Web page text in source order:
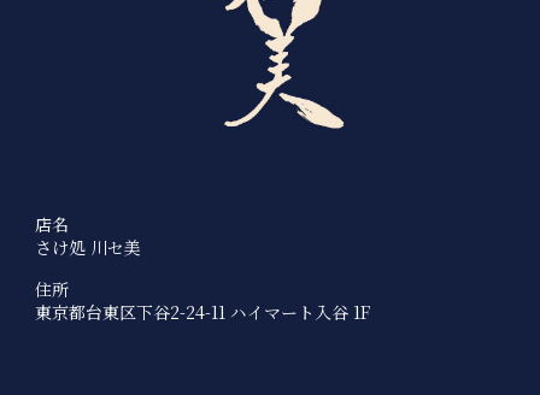
店名
さけ処 川セ美
住所
東京都台東区下谷2-24-11 ハイマート入谷 1F